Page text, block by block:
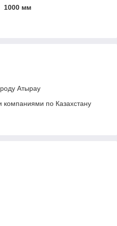
1000 мм
Атырау
компаниями по Казахстану